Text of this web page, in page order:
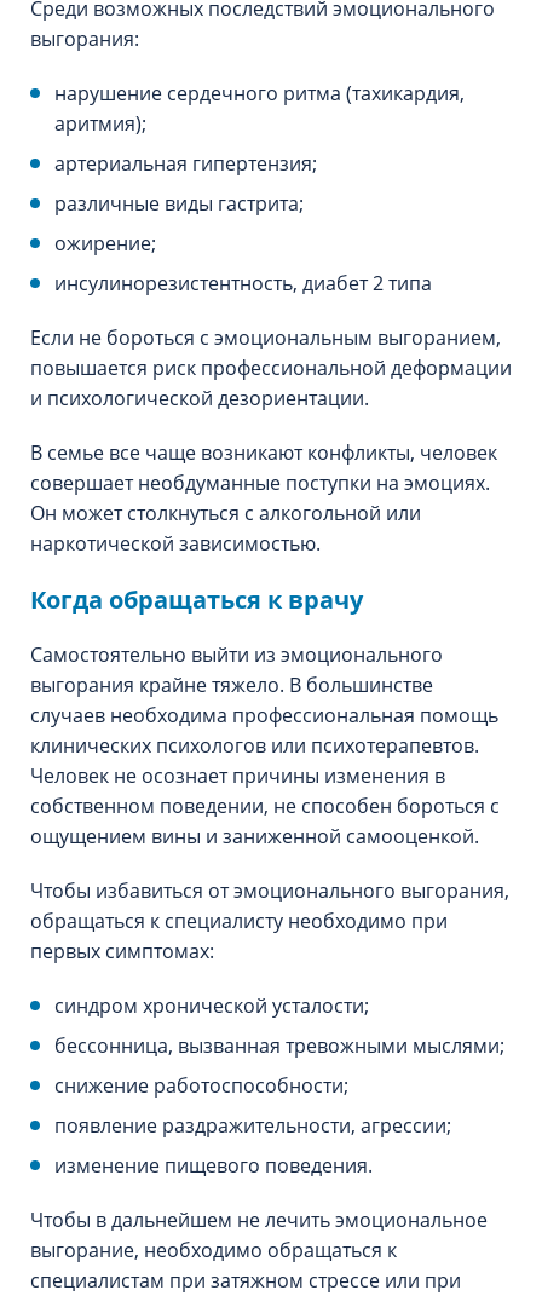
Среди возможных последствий эмоционального
выгорания:
нарушение сердечного ритма (тахикардия,
аритмия);
артериальная гипертензия;
различные виды гастрита;
ожирение;
инсулинорезистентность, диабет 2 типа
Если не бороться с эмоциональным выгоранием,
повышается риск профессиональной деформации
и психологической дезориентации.
В семье все чаще возникают конфликты, человек
совершает необдуманные поступки на эмоциях.
Он может столкнуться с алкогольной или
наркотической зависимостью.
Когда обращаться к врачу
Самостоятельно выйти из эмоционального
выгорания крайне тяжело. В большинстве
случаев необходима профессиональная помощь
клинических психологов или психотерапевтов.
Человек не осознает причины изменения в
собственном поведении, не способен бороться с
ощущением вины и заниженной самооценкой.
Чтобы избавиться от эмоционального выгорания,
обращаться к специалисту необходимо при
первых симптомах:
синдром хронической усталости;
бессонница, вызванная тревожными мыслями;
снижение работоспособности;
появление раздражительности, агрессии;
изменение пищевого поведения.
Чтобы в дальнейшем не лечить эмоциональное
выгорание, необходимо обращаться к
специалистам при затяжном стрессе или при